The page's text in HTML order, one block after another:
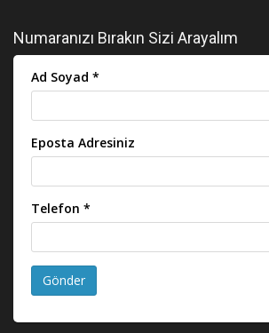
Numaranızı Bırakın Sizi Arayalım
Ad Soyad *
Eposta Adresiniz
Telefon *
Gönder